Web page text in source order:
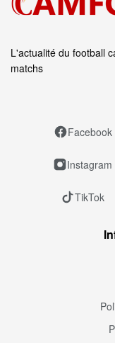
L'actualité du football
matchs
Facebook
Instagram
TikTok